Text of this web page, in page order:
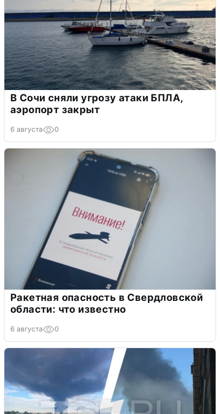
В Сочи сняли угрозу атаки БПЛА,
аэропорт закрыт
6 августа 0
Ракетная опасность в Свердловской
области: что известно
6 августа 0